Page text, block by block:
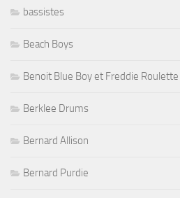
bassistes
Beach Boys
Benoit Blue Boy et Freddie Roulette
Berklee Drums
Bernard Allison
Bernard Purdie